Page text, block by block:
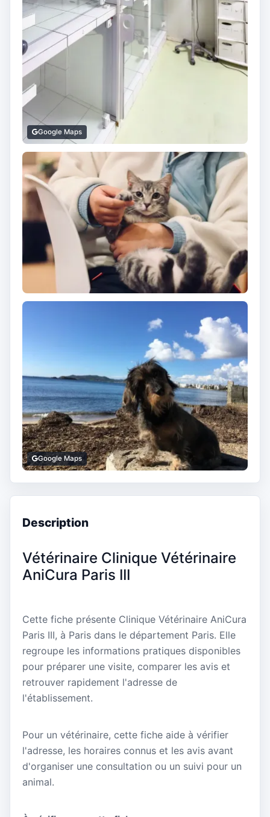
Google Maps
Google Maps
Description
Vétérinaire Clinique Vétérinaire
AniCura Paris III
Cette fiche présente Clinique Vétérinaire AniCura
Paris III, à Paris dans le département Paris. Elle
regroupe les informations pratiques disponibles
pour préparer une visite, comparer les avis et
retrouver rapidement l'adresse de
l'établissement.
Pour un vétérinaire, cette fiche aide à vérifier
l'adresse, les horaires connus et les avis avant
d'organiser une consultation ou un suivi pour un
animal.